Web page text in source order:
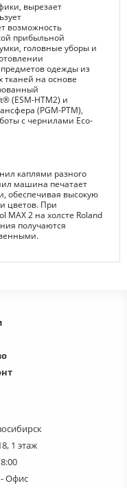
вырезает
возможность
прибыльной
головные уборы и
одежды из
тканей на основе
(ESM-HTM2) и
(PGM-PTM),
с чернилами Eco-
каплями разного
машина печатает
обеспечивая высокую
цветов. При
2 на холсте Roland
получаются
1 этаж
Офис